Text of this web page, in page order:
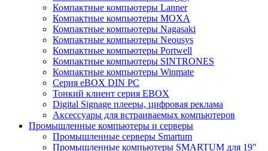
Компактные компьютеры Lanner
Компактные компьютеры MOXA
Компактные компьютеры Nagasaki
Компактные компьютеры Neousys
Компактные компьютеры Portwell
Компактные компьютеры SINTRONES
Компактные компьютеры Winmate
Серия eBOX DIN PC
Тонкий клиент серия EBOX
Digital Signage плееры, цифровая реклама
Аксессуары для встраиваемых компьютеров
Промышленные компьютеры и серверы
Промышленные серверы Smartum
Промышленные компьютеры SMARTUM для 19"